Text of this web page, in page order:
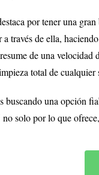
por tener una
través de ella,
de una velocidad
total de cualquier
buscando una opción
solo por lo que